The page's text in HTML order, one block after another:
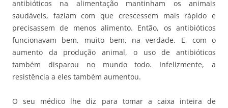
antibióticos na alimentação mantinham os animais
saudáveis, faziam com que crescessem mais rápido e
precisassem de menos alimento. Então, os antibióticos
funcionavam bem, muito bem, na verdade. E, com o
aumento da produção animal, o uso de antibióticos
também disparou no mundo todo. Infelizmente, a
resistência a eles também aumentou.
O seu médico lhe diz para tomar a caixa inteira de